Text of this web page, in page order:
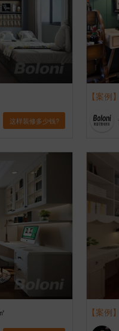
这样装修多少钱?
【案例
【案例